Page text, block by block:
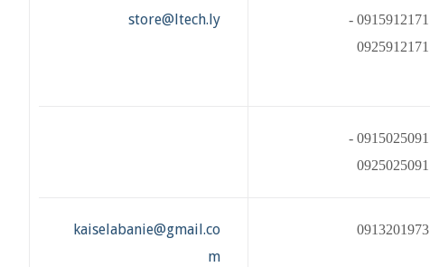
0915912171 -
0925912171
store@ltech.ly
0915025091 -
0925025091
0913201973
kaiselabanie@gmail.co
m